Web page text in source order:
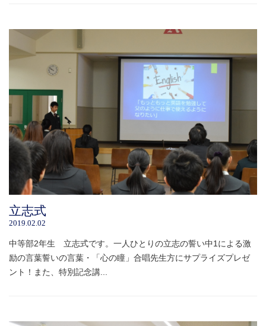
立志式
2019.02.02
中等部2年生 立志式です。一人ひとりの立志の誓い中1による激
励の言葉誓いの言葉・「心の瞳」合唱先生方にサプライズプレゼ
ント！また、特別記念講...